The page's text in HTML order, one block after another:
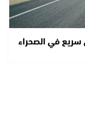
في الصحراء